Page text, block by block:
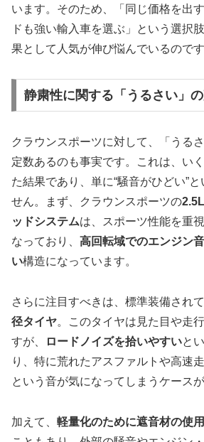
います。そのため、「同じ価格を出
ドも強い輸入車を選ぶ」という選択
果として人気が伸び悩んでいるのです
静粛性に関する「うるさい」
クラウンスポーツに対して、「うる
定数あるのも事実です。これは、い
た結果であり、単に“騒音がひどい”
せん。まず、クラウンスポーツの
ッドシステムは、スポーツ性能を重
なっており、 高回転域でのエンジン
い構造になっています。
さらに注目すべきは、標準装備され
径タイヤ。このタイヤは見た目や走
すが、
ロードノイズを拾いやすいと
り、特に荒れたアスファルトや高速
という音が気になってしまうケースが
加えて、 軽量化のために遮音材の使